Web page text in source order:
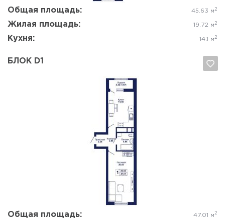
Общая площадь: 45.63 м 2
Жилая площадь: 19.72 м 2
Кухня: 14.1 м 2
БЛОК D1
Общая площадь: 47.01 м 2
Отмена